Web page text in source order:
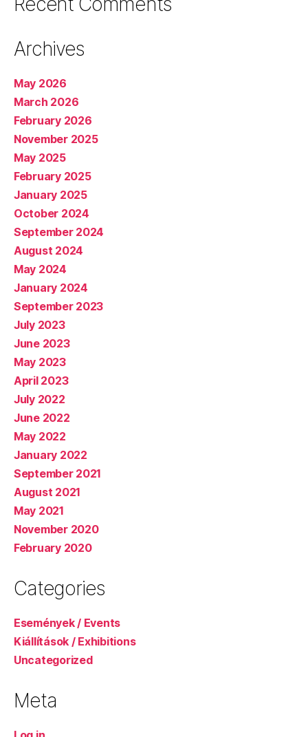
Archives
May 2026
March 2026
February 2026
November 2025
May 2025
February 2025
January 2025
October 2024
September 2024
August 2024
May 2024
January 2024
September 2023
July 2023
June 2023
May 2023
April 2023
July 2022
June 2022
May 2022
January 2022
September 2021
August 2021
May 2021
November 2020
February 2020
Categories
Események / Events
Kiállítások / Exhibitions
Uncategorized
Meta